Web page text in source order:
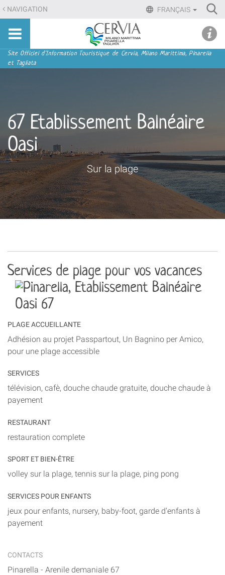
Aller
au
contenu.
Aller
à
FRANÇAIS
NAVIGATION
Sito
turistico
ufficiale
Tagliata
Navigation
Site Officiel d'Information Touristique de Cervia, Milano Marittima, Pinarella
et Tagliata
67 Etablissement Balnéaire
Oasi
Sur la plage
Services de plage pour vos vacances
PLAGE ACCUEILLANTE
Adhésion au projet Passpartout, Un Bagnino per Amico,
pour une plage accessible
SERVICES
télévision, cafè, douche chaude gratuite, douche chaude à
payement
RESTAURANT
restauration complete
SPORT ET BIEN-ÊTRE
volley sur la plage, tennis sur la plage, ping pong
SERVICES POUR ENFANTS
jeux pour enfants, nursery, baby-foot, garde d'enfants à
payement
CONTACTS
Pinarella - Arenile demaniale 67
menu